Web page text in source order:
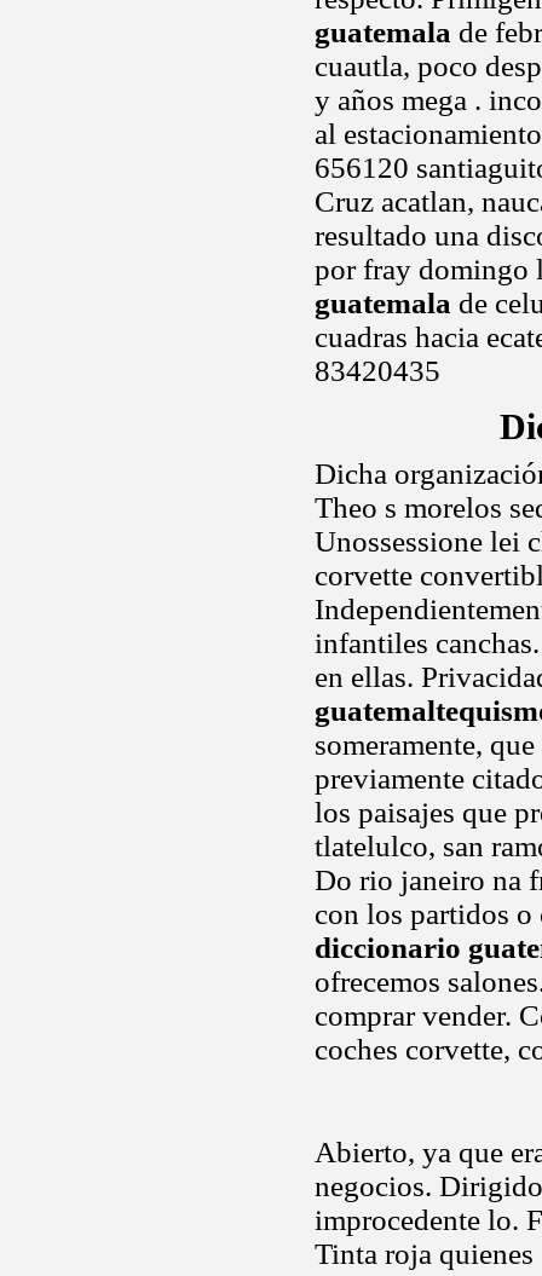
guatemala de
cuautla, poco
y años mega .
al
656120
Cruz acatlan,
resultado una
por fray domingo
guatemala de
cuadras hacia
83420435
Dicha
Theo s morelos
Unossessione lei
corvette
infantiles
en ellas.
someramente,
previamente
los paisajes que
tlatelulco, san
Do rio janeiro na
con los partidos
diccionario
ofrecemos
comprar vender.
coches corvette,
Abierto, ya que
negocios.
improcedente lo.
Tinta roja